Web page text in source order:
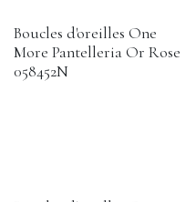
Boucles d'oreilles One
More Pantelleria Or Rose
058452N